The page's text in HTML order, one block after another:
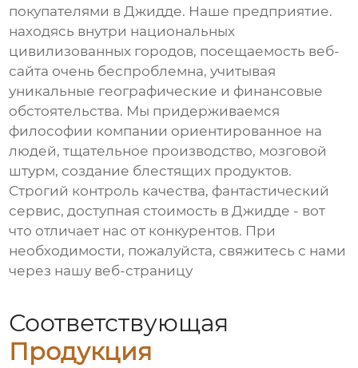
покупателями в Джидде. Наше предприятие.
находясь внутри национальных
цивилизованных городов, посещаемость веб-
сайта очень беспроблемна, учитывая
уникальные географические и финансовые
обстоятельства. Мы придерживаемся
философии компании ориентированное на
людей, тщательное производство, мозговой
штурм, создание блестящих продуктов.
Строгий контроль качества, фантастический
сервис, доступная стоимость в Джидде - вот
что отличает нас от конкурентов. При
необходимости, пожалуйста, свяжитесь с нами
через нашу веб-страницу
Соответствующая
Продукция